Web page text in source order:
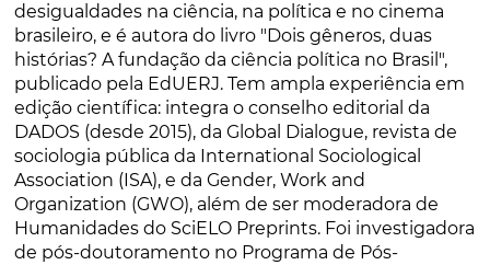
desigualdades na ciência, na política e no cinema
brasileiro, e é autora do livro "Dois gêneros, duas
histórias? A fundação da ciência política no Brasil",
publicado pela EdUERJ. Tem ampla experiência em
edição científica: integra o conselho editorial da
DADOS (desde 2015), da Global Dialogue, revista de
sociologia pública da International Sociological
Association (ISA), e da Gender, Work and
Organization (GWO), além de ser moderadora de
Humanidades do SciELO Preprints. Foi investigadora
de pós-doutoramento no Programa de Pós-